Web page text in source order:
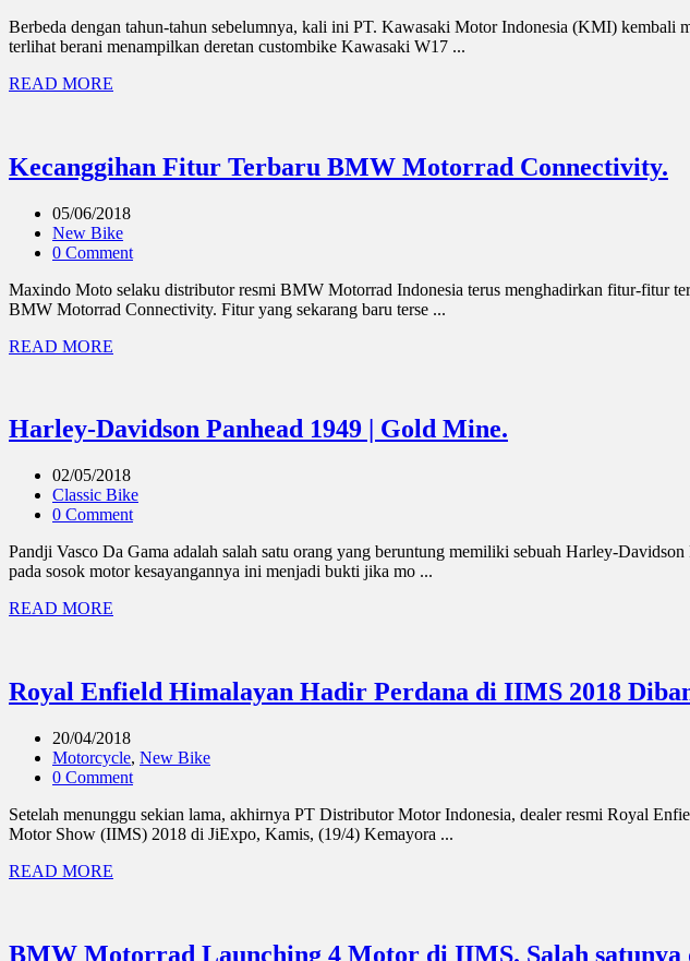
Berbeda dengan tahun-tahun sebelumnya, kali ini PT. Kawasaki Motor Indonesia (KMI)
terlihat berani menampilkan deretan custombike Kawasaki W17 ...
READ MORE
Kecanggihan Fitur Terbaru BMW Motorrad Connectivity.
05/06/2018
New Bike
0 Comment
Maxindo Moto selaku distributor resmi BMW Motorrad Indonesia terus menghadirkan fitur-fitur
BMW Motorrad Connectivity. Fitur yang sekarang baru terse ...
READ MORE
Harley-Davidson Panhead 1949 | Gold Mine.
02/05/2018
Classic Bike
0 Comment
Pandji Vasco Da Gama adalah salah satu orang yang beruntung memiliki sebuah Harley-
pada sosok motor kesayangannya ini menjadi bukti jika mo ...
READ MORE
Royal Enfield Himalayan Hadir Perdana di IIMS 2018
20/04/2018
Motorcycle, New Bike
0 Comment
Setelah menunggu sekian lama, akhirnya PT Distributor Motor Indonesia, dealer resmi Royal
Motor Show (IIMS) 2018 di JiExpo, Kamis, (19/4) Kemayora ...
READ MORE
BMW Motorrad Launching 4 Motor di IIMS. Salah satunya